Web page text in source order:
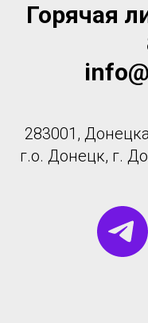
Горячая
283001,
г.о. Донецк, г.